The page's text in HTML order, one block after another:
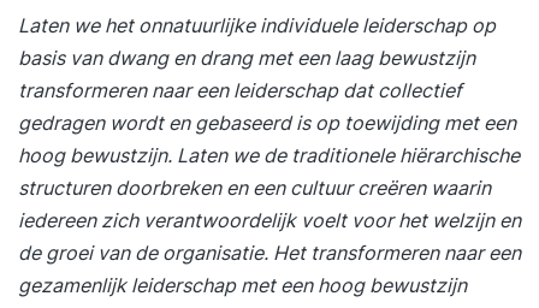
Laten we het onnatuurlijke individuele leiderschap op
basis van dwang en drang met een laag bewustzijn
transformeren naar een leiderschap dat collectief
gedragen wordt en gebaseerd is op toewijding met een
hoog bewustzijn. Laten we de traditionele hiërarchische
structuren doorbreken en een cultuur creëren waarin
iedereen zich verantwoordelijk voelt voor het welzijn en
de groei van de organisatie. Het transformeren naar een
gezamenlijk leiderschap met een hoog bewustzijn